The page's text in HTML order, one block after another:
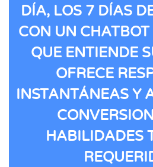
DÍA, LOS 7 DÍAS
CON UN
QUE ENTIENDE
OFRECE
INSTANTÁNEAS Y
HABILIDADES